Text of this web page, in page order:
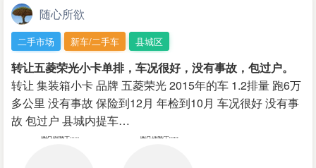
随心所欲
二手市场 新车/二手车 县城区
转让五菱荣光小卡单排，车况很好，没有事故，包过户。
转让 集装箱小卡 品牌 五菱荣光 2015年的车 1.2排量 跑6万
多公里 没有事故 保险到12月 年检到10月 车况很好 没有事
故 包过户 县城内提车…